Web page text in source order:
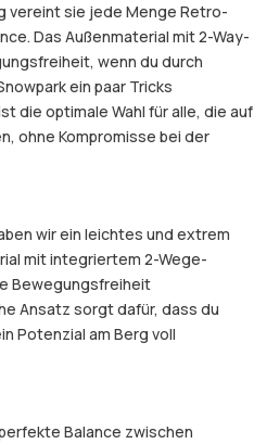
vereint sie jede Menge Retro-
Das Außenmaterial mit 2-Way-
wenn du durch
ein paar Tricks
die optimale Wahl für alle, die auf
ohne Kompromisse bei der
wir ein leichtes und extrem
mit integriertem 2-Wege-
Bewegungsfreiheit
Ansatz sorgt dafür, dass du
Potenzial am Berg voll
Balance zwischen